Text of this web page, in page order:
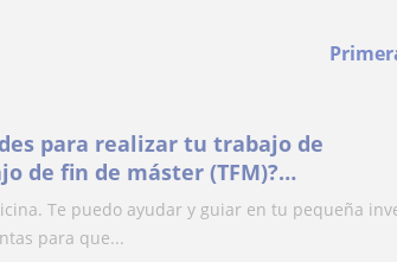
para realizar tu trabajo de
de fin de máster (TFM)?
Te puedo ayudar y guiar en tu pequeña
para que...